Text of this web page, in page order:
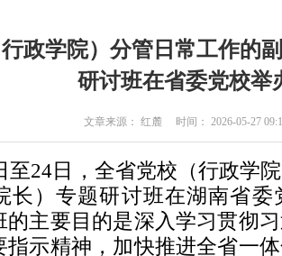
政学院）分管日常工作的
研讨班在省委党校举
文章来源： 红麓 时间： 2026-05-27
至24日，全省党校（行政学
长）专题研讨班在湖南省委
的主要目的是深入学习贯彻
指示精神，加快推进全省一